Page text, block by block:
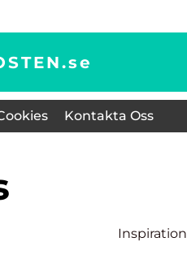
se
Kontakta Oss
Inspiration